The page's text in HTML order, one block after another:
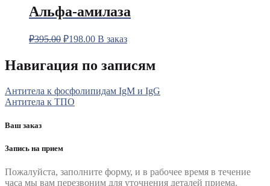
Альфа-амилаза
₽395.00 ₽198.00 В заказ
Навигация по записям
Антитела к фосфолипидам IgM и IgG
Антитела к ТПО
Ваш заказ
Запись на прием
Пожалуйста, заполните форму, и в рабочее время в течение
часа мы вам перезвоним для уточнения деталей приема.